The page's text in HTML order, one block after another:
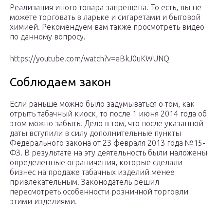
Реализация иного товара запрещена. То есть, вы не
можете торговать в ларьке и сигаретами и бытовой
химией. Рекомендуем вам также просмотреть видео
по данному вопросу.
https://youtube.com/watch?v=eBkJ0uKWUNQ
Соблюдаем закон
Если раньше можно было задумываться о том, как
отрыть табачный киоск, то после 1 июня 2014 года об
этом можно забыть. Дело в том, что после указанной
даты вступили в силу дополнительные пункты
Федерального закона от 23 февраля 2013 года №15-
ФЗ. В результате на эту деятельность были наложены
определенные ограничения, которые сделали
бизнес на продаже табачных изделий менее
привлекательным. Законодатель решил
пересмотреть особенности розничной торговли
этими изделиями.